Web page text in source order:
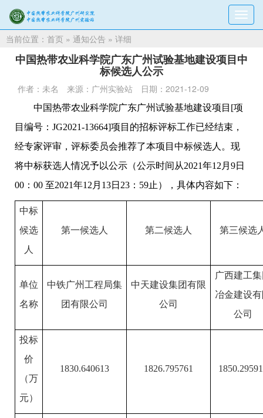
切
换
航
当前位置： 首页 » 通知公告 » 详细
中国热带农业科学院广东广州试验基地建设项目中
标候选人公示
作者：未名 来源：广州实验站 日期：2021-12-09
中国热带农业科学院广东广州试验基地建设项目[项
目编号：JG2021-13664]项目的招标评标工作已经结束，
经专家评审，评标委员会推荐了本项目中标候选人。现
将中标获选人情况予以公示（公示时间从2021年12月9日
00：00 至2021年12月13日23：59止），具体内容如下：
中标
候选
人
第一候选人 第二候选人 第三候选
单位
名称
中铁广州工程局集
团有限公司
中天建设集团有限
公司
广西建工
冶金建设
公司
投标
价
（万
元）
1830.640613 1826.795761